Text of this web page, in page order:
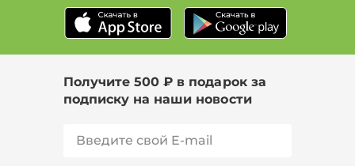
Получите 500 ₽ в подарок за
подписку на наши новости